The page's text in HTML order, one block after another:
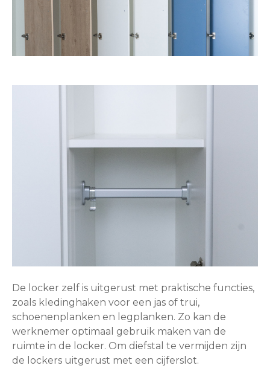
De locker zelf is uitgerust met praktische functies,
zoals kledinghaken voor een jas of trui,
schoenenplanken en legplanken. Zo kan de
werknemer optimaal gebruik maken van de
ruimte in de locker. Om diefstal te vermijden zijn
de lockers uitgerust met een cijferslot.